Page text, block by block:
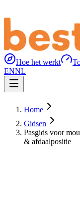
Hoe het werkt
ENNL
Home
Gidsen
Pasgids voor
& afdaalpositie